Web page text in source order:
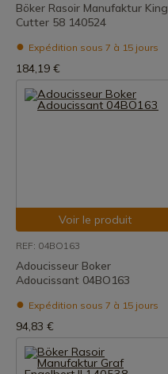
Böker Rasoir Manufaktur King
Cutter 58 140524
Expédition sous 7 à 15 jours
184,19 €
Voir le produit
REF: 04BO163
Adoucisseur Boker
Adoucissant 04BO163
Expédition sous 7 à 15 jours
94,83 €